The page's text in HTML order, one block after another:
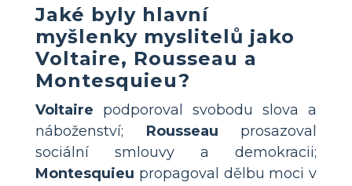
Jaké byly hlavní
myšlenky myslitelů jako
Voltaire, Rousseau a
Montesquieu?
Voltaire podporoval svobodu slova a
náboženství; Rousseau prosazoval
sociální smlouvy a demokracii;
Montesquieu propagoval dělbu moci v